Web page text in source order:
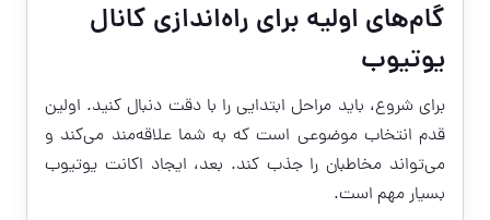
گام‌های اولیه برای راه‌اندازی کانال
یوتیوب
برای شروع، باید مراحل ابتدایی را با دقت دنبال کنید. اولین
قدم انتخاب موضوعی است که به شما علاقه‌مند می‌کند و
می‌تواند مخاطبان را جذب کند. بعد، ایجاد اکانت یوتیوب
بسیار مهم است.